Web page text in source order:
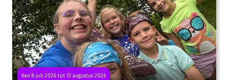
Van 8 juli 2026 tot 13 augustus 2026